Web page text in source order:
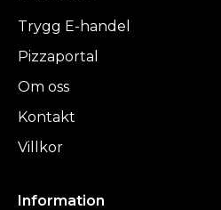
Trygg E-handel
Pizzaportal
Om oss
Kontakt
Villkor
Information